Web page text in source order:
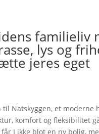
familieliv
lys og
jeres eget
til Natskyggen, et moderne
komfort og fleksibilitet
I ikke blot en ny bolig,